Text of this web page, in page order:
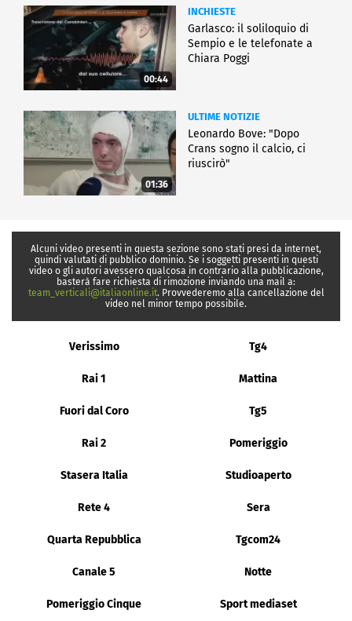
00:44
INCHIESTE
Garlasco: il soliloquio di
Sempio e le telefonate a
Chiara Poggi
01:36
ULTIME NOTIZIE
Leonardo Bove: "Dopo
Crans sogno il calcio, ci
riuscirò"
Alcuni video presenti in questa sezione sono stati presi da internet,
quindi valutati di pubblico dominio. Se i soggetti presenti in questi
video o gli autori avessero qualcosa in contrario alla pubblicazione,
basterà fare richiesta di rimozione inviando una mail a:
team_verticali@italiaonline.it. Provvederemo alla cancellazione del
video nel minor tempo possibile.
Verissimo Tg4
Rai 1 Mattina
Fuori dal Coro Tg5
Rai 2 Pomeriggio
Stasera Italia Studioaperto
Rete 4 Sera
Quarta Repubblica Tgcom24
Canale 5 Notte
Pomeriggio Cinque Sport mediaset